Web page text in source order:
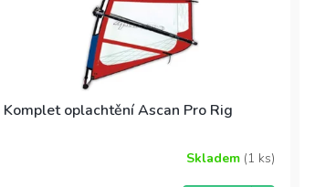
Komplet oplachtění Ascan Pro Rig
Skladem (1 ks)